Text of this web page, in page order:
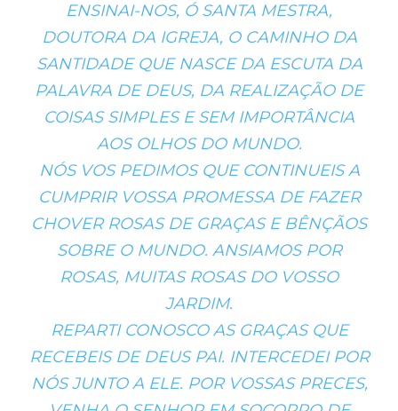
ENSINAI-NOS, Ó SANTA MESTRA,
DOUTORA DA IGREJA, O CAMINHO DA
SANTIDADE QUE NASCE DA ESCUTA DA
PALAVRA DE DEUS, DA REALIZAÇÃO DE
COISAS SIMPLES E SEM IMPORTÂNCIA
AOS OLHOS DO MUNDO.
NÓS VOS PEDIMOS QUE CONTINUEIS A
CUMPRIR VOSSA PROMESSA DE FAZER
CHOVER ROSAS DE GRAÇAS E BÊNÇÃOS
SOBRE O MUNDO. ANSIAMOS POR
ROSAS, MUITAS ROSAS DO VOSSO
JARDIM.
REPARTI CONOSCO AS GRAÇAS QUE
RECEBEIS DE DEUS PAI. INTERCEDEI POR
NÓS JUNTO A ELE. POR VOSSAS PRECES,